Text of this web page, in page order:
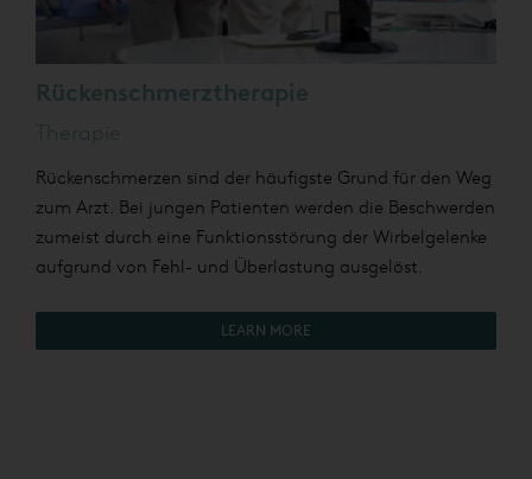
Rückenschmerztherapie
Therapie
Rückenschmerzen sind der häufigste Grund für den Weg
zum Arzt. Bei jungen Patienten werden die Beschwerden
zumeist durch eine Funktionsstörung der Wirbelgelenke
aufgrund von Fehl- und Überlastung ausgelöst.
LEARN MORE